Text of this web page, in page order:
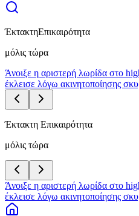
ΈκτακτηΕπικαιρότητα
μόλις τώρα
Άνοιξε η αριστερή λωρίδα στο
έκλεισε λόγω ακινητοποίησης
Έκτακτη Επικαιρότητα
μόλις τώρα
Άνοιξε η αριστερή λωρίδα στο
έκλεισε λόγω ακινητοποίησης